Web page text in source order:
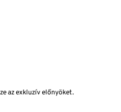
az exkluzív előnyöket.